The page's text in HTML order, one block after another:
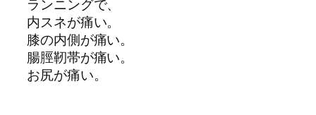
ランニングで、
内スネが痛い。
膝の内側が痛い。
腸脛靭帯が痛い。
お尻が痛い。